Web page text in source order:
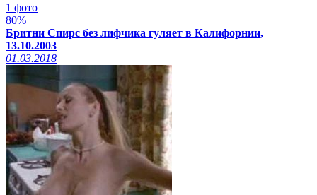
1 фото
80%
Бритни Спирс без лифчика гуляет в Калифорнии,
13.10.2003
01.03.2018